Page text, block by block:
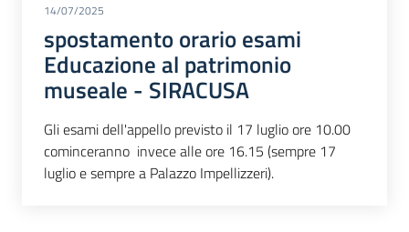
14/07/2025
spostamento orario esami
Educazione al patrimonio
museale - SIRACUSA
Gli esami dell'appello previsto il 17 luglio ore 10.00
cominceranno invece alle ore 16.15 (sempre 17
luglio e sempre a Palazzo Impellizzeri).